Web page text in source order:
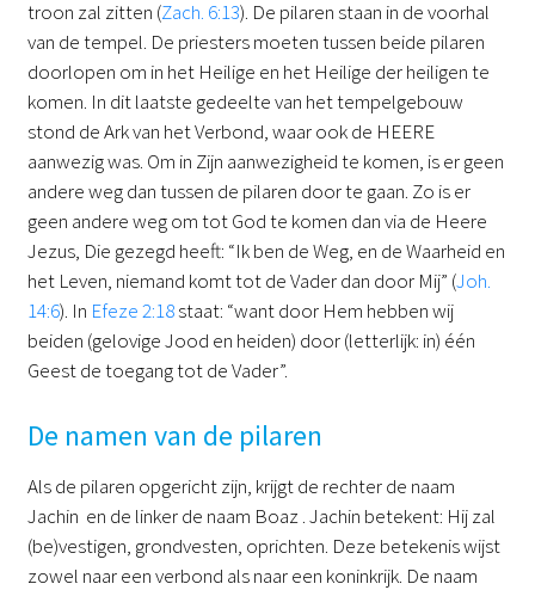
troon zal zitten (Zach. 6:13). De pilaren staan in de voorhal
van de tempel. De priesters moeten tussen beide pilaren
doorlopen om in het Heilige en het Heilige der heiligen te
komen. In dit laatste gedeelte van het tempelgebouw
stond de Ark van het Verbond, waar ook de HEERE
aanwezig was. Om in Zijn aanwezigheid te komen, is er geen
andere weg dan tussen de pilaren door te gaan. Zo is er
geen andere weg om tot God te komen dan via de Heere
Jezus, Die gezegd heeft: “Ik ben de Weg, en de Waarheid en
het Leven, niemand komt tot de Vader dan door Mij” (Joh.
14:6). In Efeze 2:18staat: “want door Hem hebben wij
beiden (gelovige Jood en heiden) door (letterlijk: in) één
Geest de toegang tot de Vader”.
De namen van de pilaren
Als de pilaren opgericht zijn, krijgt de rechter de naam
Jachin en de linker de naam Boaz . Jachin betekent: Hij zal
(be)vestigen, grondvesten, oprichten. Deze betekenis wijst
zowel naar een verbond als naar een koninkrijk. De naam